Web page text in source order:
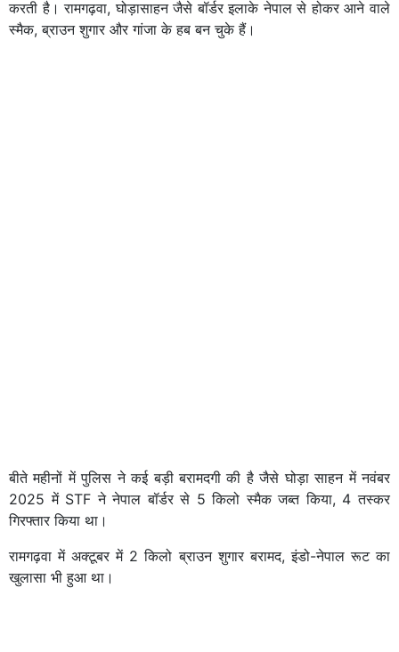
करती है। रामगढ़वा, घोड़ासाहन जैसे बॉर्डर इलाके नेपाल से होकर आने वाले
स्मैक, ब्राउन शुगार और गांजा के हब बन चुके हैं।
बीते महीनों में पुलिस ने कई बड़ी बरामदगी की है जैसे घोड़ा साहन में नवंबर
2025 में STF ने नेपाल बॉर्डर से 5 किलो स्मैक जब्त किया, 4 तस्कर
गिरफ्तार किया था।
रामगढ़वा में अक्टूबर में 2 किलो ब्राउन शुगार बरामद, इंडो-नेपाल रूट का
खुलासा भी हुआ था।